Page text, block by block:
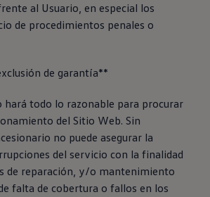
al Usuario, en especial los
de procedimientos penales o
de garantía**
hará todo lo razonable para procurar
del Sitio Web. Sin
no puede asegurar la
del servicio con la finalidad
de reparación, y/o mantenimiento
falta de cobertura o fallos en los